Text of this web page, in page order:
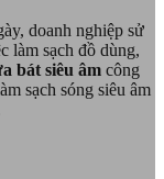
doanh nghiệp sử
làm sạch đồ dùng,
bát siêu âm công
sạch sóng siêu âm